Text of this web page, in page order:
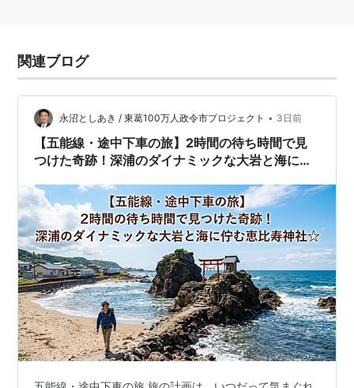
関連ブログ
永沼としあき / 東葛100万人政令市プロジェクト • 3日前
【五能線・途中下車の旅】2時間の待ち時間で見
つけた奇跡！深浦のダイナミックな大岩と海に佇